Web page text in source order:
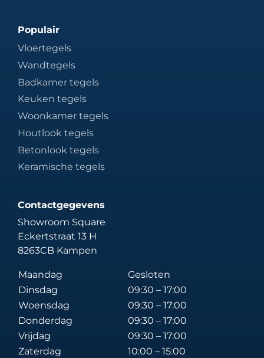
Populair
Vloertegels
Wandtegels
Badkamer tegels
Keuken tegels
Woonkamer tegels
Houtlook tegels
Betonlook tegels
Keramische tegels
Contactgegevens
Showroom Square
Eckertstraat 13 H
8263CB Kampen
Maandag
Gesloten
Dinsdag
09:30 – 17:00
Woensdag
09:30 – 17:00
Donderdag
09:30 – 17:00
Vrijdag
09:30 – 17:00
Zaterdag
10:00 – 15:00